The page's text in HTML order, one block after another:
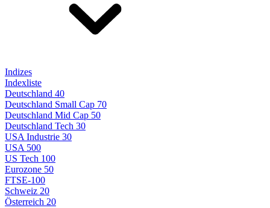
Indizes
Indexliste
Deutschland 40
Deutschland Small Cap 70
Deutschland Mid Cap 50
Deutschland Tech 30
USA Industrie 30
USA 500
US Tech 100
Eurozone 50
FTSE-100
Schweiz 20
Österreich 20